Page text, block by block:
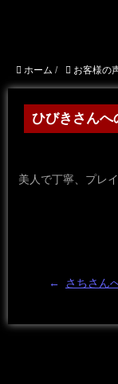
ホーム / お客様の
ひびきさんへ
美人で丁寧、プレ
← さちさん